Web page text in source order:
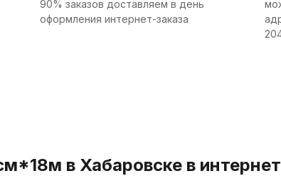
90% заказов доставляем в день
оформления интернет-заказа
в Хабаровске в